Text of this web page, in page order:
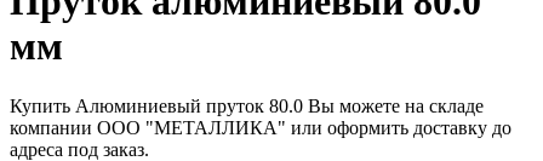
мм
Купить Алюминиевый пруток 80.0 Вы можете на складе
компании ООО "МЕТАЛЛИКА" или оформить доставку до
адреса под заказ.